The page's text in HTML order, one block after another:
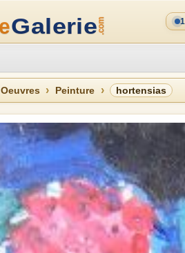
Oeuvres Peinture hortensias